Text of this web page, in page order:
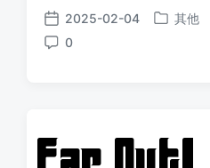
发
布
2025-02-04
发
其他
评
0